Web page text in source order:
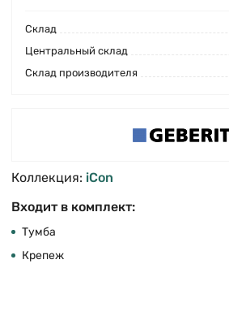
Cклад
Центральный склад
Склад производителя
Коллекция: iCon
Входит в комплект:
Тумба
Крепеж